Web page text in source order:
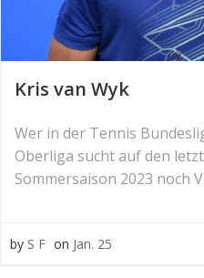
Kris van Wyk
Wer in der Tennis
Oberliga sucht auf den
Sommersaison 2023 noch
by S F on Jan. 25